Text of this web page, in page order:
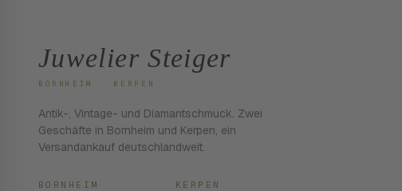
Juwelier Steiger
BORNHEIM · KERPEN
Antik-, Vintage- und Diamantschmuck. Zwei
Geschäfte in Bornheim und Kerpen, ein
Versandankauf deutschlandweit.
BORNHEIM KERPEN